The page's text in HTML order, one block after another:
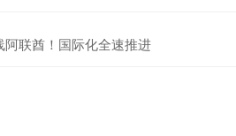
联酋！国际化全速推进